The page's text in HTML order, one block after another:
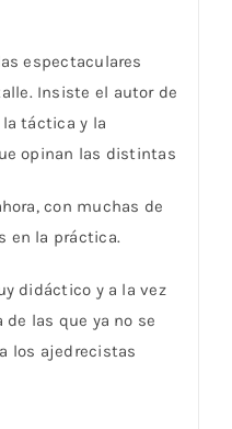
espectaculares
Insiste el autor de
táctica y la
opinan las distintas
con muchas de
en la práctica.
didáctico y a la vez
las que ya no se
los ajedrecistas